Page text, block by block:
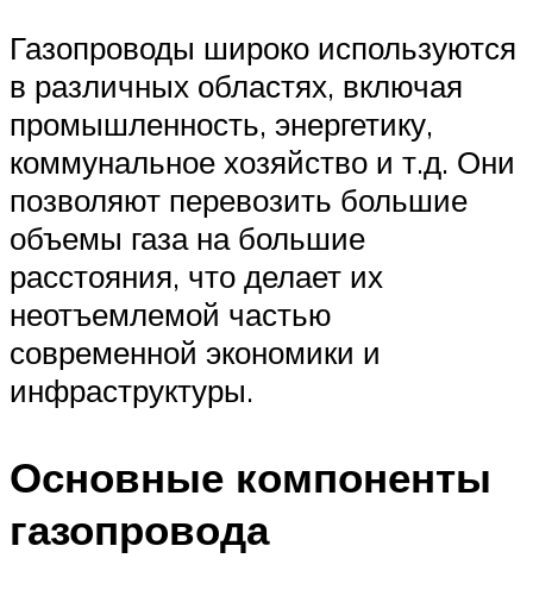
Газопроводы широко используются
в различных областях, включая
промышленность, энергетику,
коммунальное хозяйство и т.д. Они
позволяют перевозить большие
объемы газа на большие
расстояния, что делает их
неотъемлемой частью
современной экономики и
инфраструктуры.
Основные компоненты
газопровода